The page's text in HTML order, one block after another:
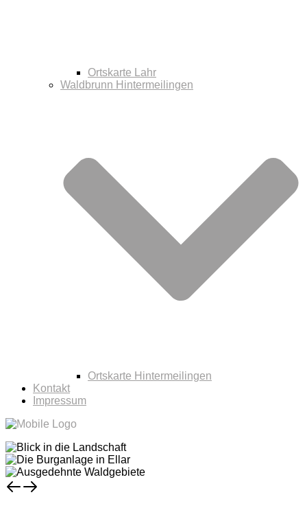
Ortskarte Lahr
Waldbrunn Hintermeilingen
Ortskarte Hintermeilingen
Kontakt
Impressum